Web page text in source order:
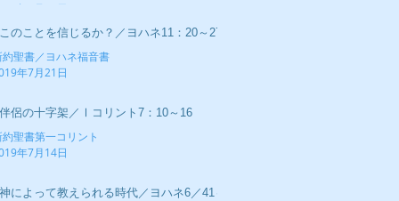
2019年7月28日
のことを信じるか？／ヨハネ11：20～27
約聖書／ヨハネ福音書
年7月21日
侶の十字架／Ⅰコリント7：10～16
約聖書第一コリント
年7月14日
によって教えられる時代／ヨハネ6／41～